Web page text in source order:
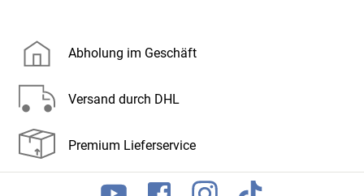
Abholung im Geschäft
Versand durch DHL
Premium Lieferservice